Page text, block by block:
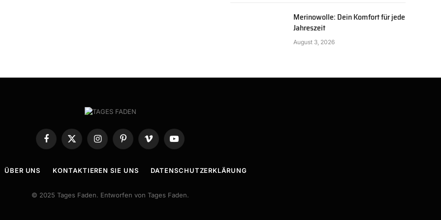
Merinowolle: Dein Komfort für jede
Jahreszeit
August 3, 2026
Facebook
X
(Twitter)
InstagramPinterestVimeo YouTube
ÜBER UNS KONTAKTIEREN SIE UNS DATENSCHUTZERKLÄRUNG
© 2025 Tages Faden. Entworfen von Tages Faden.